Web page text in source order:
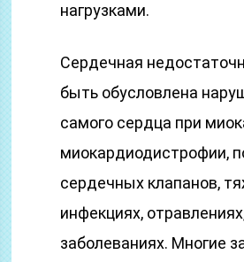
нагрузками.
Сердечная
быть обусловлена
самого сердца при
миокардиодистрофии,
сердечных клапанов,
инфекциях,
заболеваниях. Многие